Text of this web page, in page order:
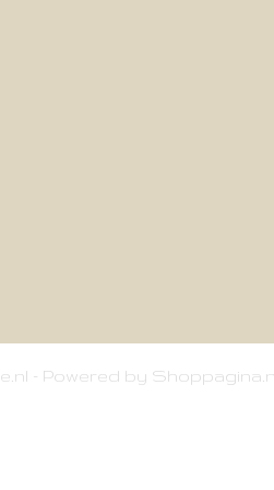
- Powered by